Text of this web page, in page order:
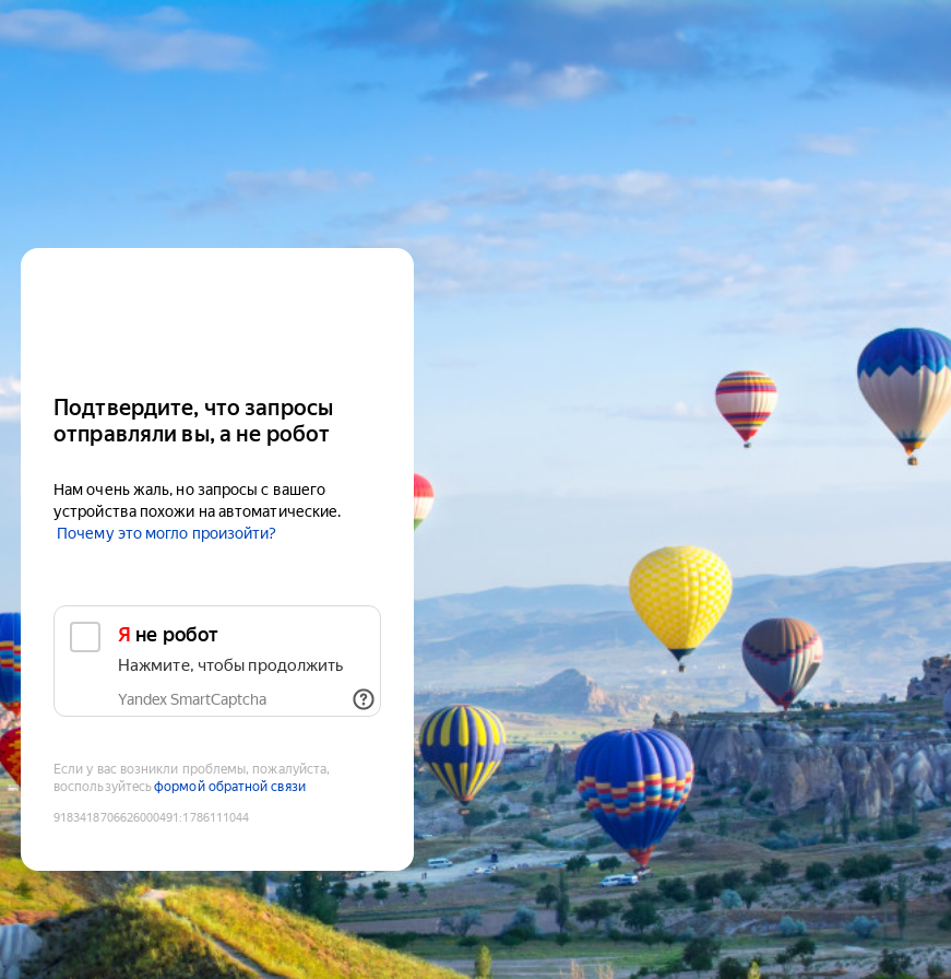
Подтвердите, что запросы
отправляли вы, а не робот
Нам очень жаль, но запросы с вашего
устройства похожи на автоматические.
Почему это могло произойти?
Я не робот
Нажмите, чтобы продолжить
Yandex SmartCaptcha
Если у вас возникли проблемы, пожалуйста,
воспользуйтесьформой обратной связи
9183418706626000491 :1786111044